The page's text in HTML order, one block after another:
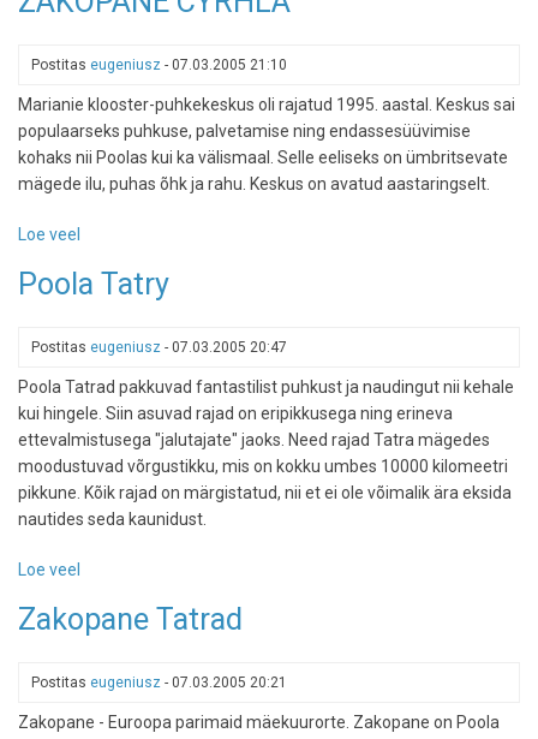
linnake
Postitas eugeniusz - 07.03.2005 21:10
Marianie klooster-puhkekeskus oli rajatud 1995. aastal. Keskus sai
populaarseks puhkuse, palvetamise ning endassesüüvimise
kohaks nii Poolas kui ka välismaal. Selle eeliseks on ümbritsevate
mägede ilu, puhas õhk ja rahu. Keskus on avatud aastaringselt.
Loe veel
CYRHLA
Poola Tatry
Postitas eugeniusz - 07.03.2005 20:47
Poola Tatrad pakkuvad fantastilist puhkust ja naudingut nii kehale
kui hingele. Siin asuvad rajad on eripikkusega ning erineva
ettevalmistusega "jalutajate" jaoks. Need rajad Tatra mägedes
moodustuvad võrgustikku, mis on kokku umbes 10000 kilomeetri
pikkune. Kõik rajad on märgistatud, nii et ei ole võimalik ära eksida
nautides seda kaunidust.
Loe veel
Tatry
Zakopane Tatrad
Postitas eugeniusz - 07.03.2005 20:21
Zakopane - Euroopa parimaid mäekuurorte. Zakopane on Poola